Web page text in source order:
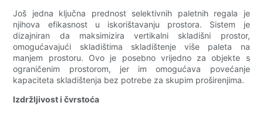
Još jedna ključna prednost selektivnih paletnih regala je
njihova efikasnost u iskorištavanju prostora. Sistem je
dizajniran da maksimizira vertikalni skladišni prostor,
omogućavajući skladištima skladištenje više paleta na
manjem prostoru. Ovo je posebno vrijedno za objekte s
ograničenim prostorom, jer im omogućava povećanje
kapaciteta skladištenja bez potrebe za skupim proširenjima.
Izdržljivost i čvrstoća